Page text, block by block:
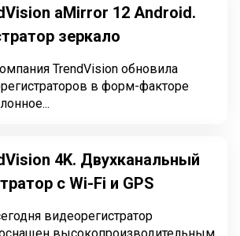
aMirror 12 Android.
зеркало
TrendVision обновила
в форм-факторе
4K. Двухканальный
с Wi-Fi и GPS
видеорегистратор